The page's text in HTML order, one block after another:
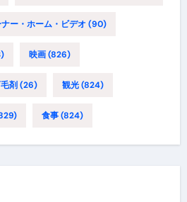
ー・ホーム・ビデオ (90)
映画(826)
剤(26) 観光(824)
食事(824)